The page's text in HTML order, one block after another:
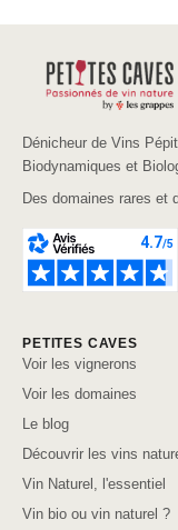
Dénicheur de Vins
Biodynamiques et
Des domaines rares et
PETITES CAVES
Voir les vignerons
Voir les domaines
Le blog
Découvrir les vins
Vin Naturel, l'essentiel
Vin bio ou vin naturel ?